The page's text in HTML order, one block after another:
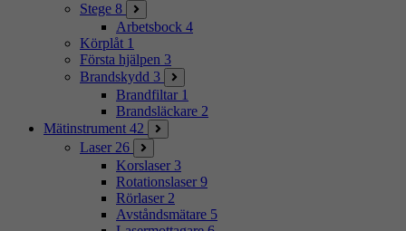
Stege 8
Arbetsbock 4
Körplåt 1
Första hjälpen 3
Brandskydd 3
Brandfiltar 1
Brandsläckare 2
Mätinstrument 42
Laser 26
Korslaser 3
Rotationslaser 9
Rörlaser 2
Avståndsmätare 5